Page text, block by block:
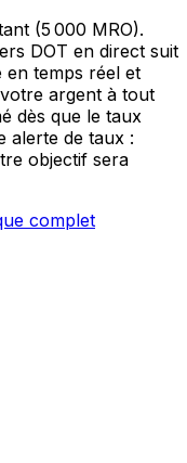
(5 000 MRO).
DOT en direct suit
en temps réel et
argent à tout
dès que le taux
alerte de taux :
objectif sera
complet